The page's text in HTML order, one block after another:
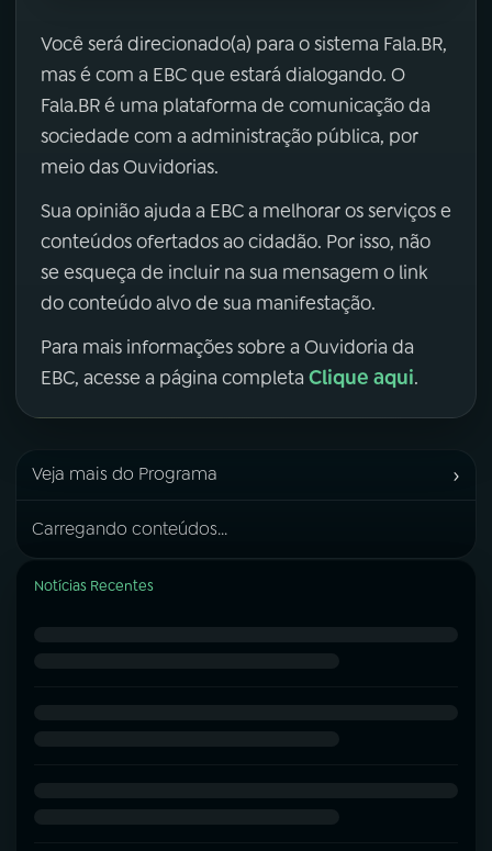
Você será direcionado(a) para o sistema Fala.BR,
mas é com a EBC que estará dialogando. O
Fala.BR é uma plataforma de comunicação da
sociedade com a administração pública, por
meio das Ouvidorias.
Sua opinião ajuda a EBC a melhorar os serviços e
conteúdos ofertados ao cidadão. Por isso, não
se esqueça de incluir na sua mensagem o link
do conteúdo alvo de sua manifestação.
Para mais informações sobre a Ouvidoria da
EBC, acesse a página completa Clique aqui.
Veja mais do Programa ›
Carregando conteúdos...
Notícias Recentes